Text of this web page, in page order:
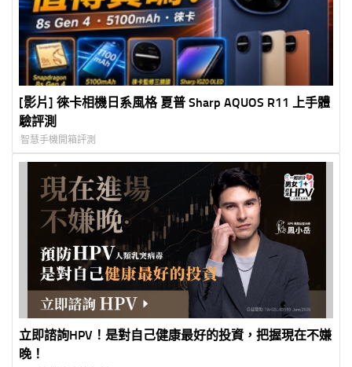
[影片] 徠卡相機日系風格 夏普 Sharp AQUOS R11 上手體
驗評測
智慧手機開箱評測
立即諮詢HPV！是對自己健康最好的投資，把握現在不嫌
晚！